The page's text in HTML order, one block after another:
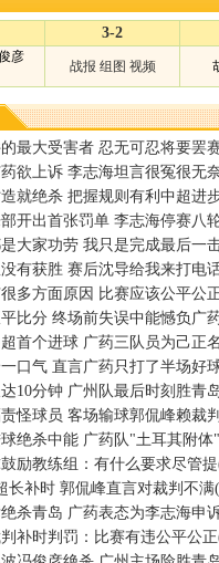
3-2
彦
战报 组图 视频
最大受害者 忍无可忍将要罢
欲上诉 李志海坦言很冤很无
就绝杀 把握规则有利中超进
开出首张罚单 李志海停赛八
大家功劳 我只是完成最后一
有获胜 赛后沈导给我来打电
多方面原因 比赛应该公平公
比分 终场前失误中能憾负广
首个进球 广药三队员为己正名
口气 直言广药只打了半场好
10分钟 广州队最后时刻胜青
怪球员 客场输球郭侃峰赖裁判
绝杀中能 广药队"土耳其附体"
励教练组：有什么要求尽管提
长补时 郭侃峰直言对裁判不满
杀青岛 广药表态为李志海申
补时判罚：比赛有违公平公正